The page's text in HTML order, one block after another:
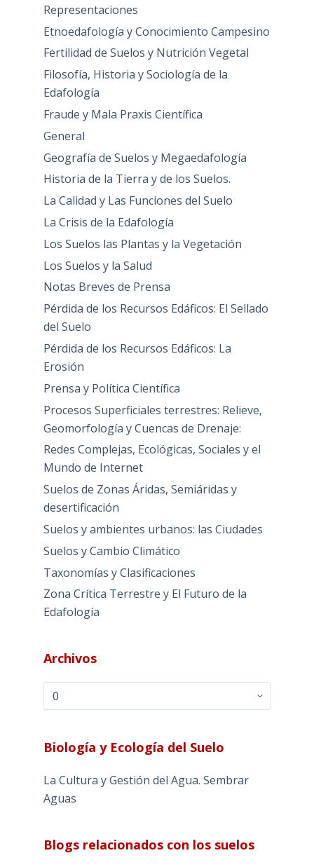
Representaciones
Etnoedafología y Conocimiento Campesino
Fertilidad de Suelos y Nutrición Vegetal
Filosofía, Historia y Sociología de la
Edafología
Fraude y Mala Praxis Científica
General
Geografía de Suelos y Megaedafología
Historia de la Tierra y de los Suelos.
La Calidad y Las Funciones del Suelo
La Crisis de la Edafología
Los Suelos las Plantas y la Vegetación
Los Suelos y la Salud
Notas Breves de Prensa
Pérdida de los Recursos Edáficos: El Sellado
del Suelo
Pérdida de los Recursos Edáficos: La
Erosión
Prensa y Política Científica
Procesos Superficiales terrestres: Relieve,
Geomorfología y Cuencas de Drenaje:
Redes Complejas, Ecológicas, Sociales y el
Mundo de Internet
Suelos de Zonas Áridas, Semiáridas y
desertificación
Suelos y ambientes urbanos: las Ciudades
Suelos y Cambio Climático
Taxonomías y Clasificaciones
Zona Crítica Terrestre y El Futuro de la
Edafología
Archivos
Archivos
Biología y Ecología del Suelo
La Cultura y Gestión del Agua. Sembrar
Aguas
Blogs relacionados con los suelos